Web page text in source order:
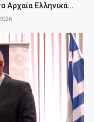
Αρχαία Ελληνικά...